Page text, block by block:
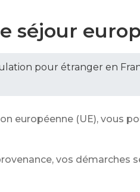
séjour
pour étranger en
européenne (UE), vous
vos démarches